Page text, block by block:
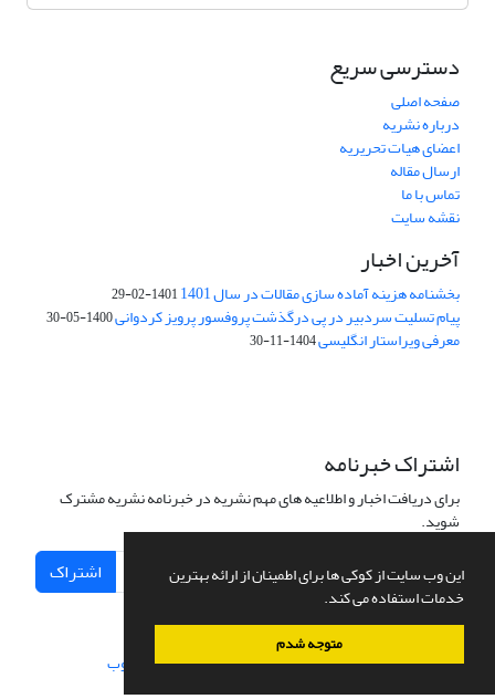
این وب سایت از کوکی ها برای اطمینان از ارائه بهترین
خدمات استفاده می کند.
متوجه شدم
دسترسی سریع
صفحه اصلی
درباره نشریه
اعضای هیات تحریریه
ارسال مقاله
تماس با ما
نقشه سایت
آخرین اخبار
بخشنامه هزینه آماده سازی مقالات در سال 1401 1401-02-29
پیام تسلیت سردبیر در پی درگذشت پروفسور پرویز کردوانی1400-05-30
معرفی ویراستار انگلیسی1404-11-30
اشتراک خبرنامه
برای دریافت اخبار و اطلاعیه های مهم نشریه در خبرنامه نشریه مشترک
شوید.
اشتراک
سامانه مدیریت نشریات علمی.طراحی و پیاده سازی از سیناوب